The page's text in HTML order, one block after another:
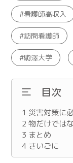
看護師高収入
訪問看護師
駒澤大学
目次
1 災害対策に
2 物だけでは
3 まとめ
4 さいごに